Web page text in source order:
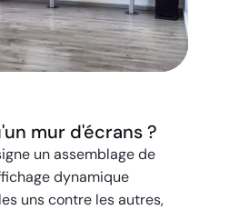
mur d'écrans ?
un assemblage de
dynamique
uns contre les autres,